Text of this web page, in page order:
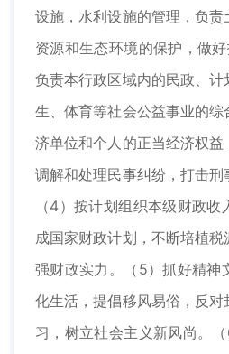
设施，水利设施的管理，负
资源和生态环境的保护，做好
负责本行政区域内的民政、
生、体育等社会公益事业的
济单位和个人的正当经济权益
调解和处理民事纠纷，打击刑
（4）按计划组织本级财政
成国家财政计划，不断培植
强财政实力。（5）抓好精神
化生活，提倡移风易俗，反
习，树立社会主义新风尚。